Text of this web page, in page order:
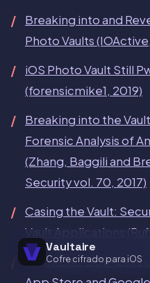
Breaking into and
Photo Vaults
iOS Photo Vault Still
(forensicmike1, 2019)
Breaking into the
Forensic Analysis of
(Zhang, Baggili and
Security vol. 70, 2017)
Casing the Vault:
Vault Applications
SparkCat: OCR-
Vaultaire
Cofre cifrado para iOS